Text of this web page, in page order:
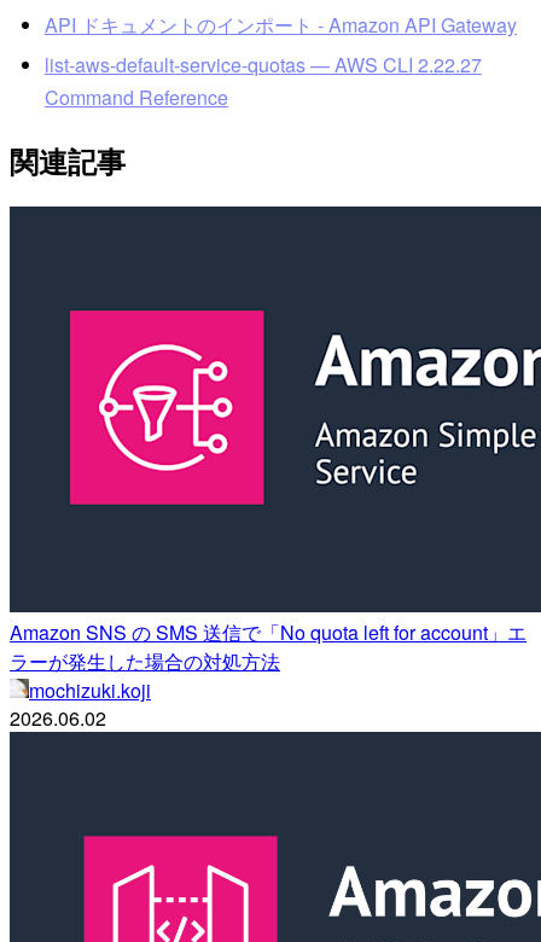
API ドキュメントのインポート - Amazon API Gateway
list-aws-default-service-quotas — AWS CLI 2.22.27
Command Reference
関連記事
Amazon SNS の SMS 送信で「No quota left for account」エ
ラーが発生した場合の対処方法
mochizuki.koji
2026.06.02